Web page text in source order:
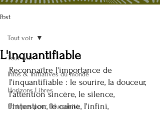
Post
Tout voir
Infos & Initiatives du monde
Horizons Libres
Ethiques pour l'Humanité
Tout voir
L'inquantifiable
Reconnaître l'importance de
l'inquantifiable : le sourire, la douceur,
l'attention sincère, le silence,
l'intention, le calme, l'infini,